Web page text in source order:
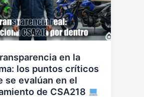
en la
los puntos críticos
se evalúan en el
de CSA218